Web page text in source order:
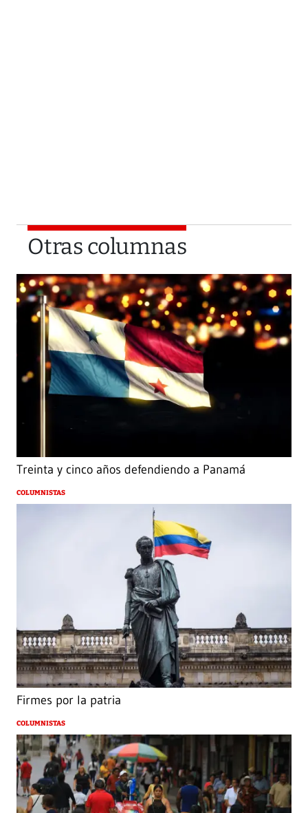
Otras columnas
Treinta y cinco años defendiendo a Panamá
COLUMNISTAS
Firmes por la patria
COLUMNISTAS